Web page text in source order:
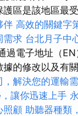
區是該地區最
伴 高效的關鍵字
需求 台北月子中
過電子地址（EN
的修改以及有
解決您的運輸
讓你迅速上手
照顧 助聽器種類